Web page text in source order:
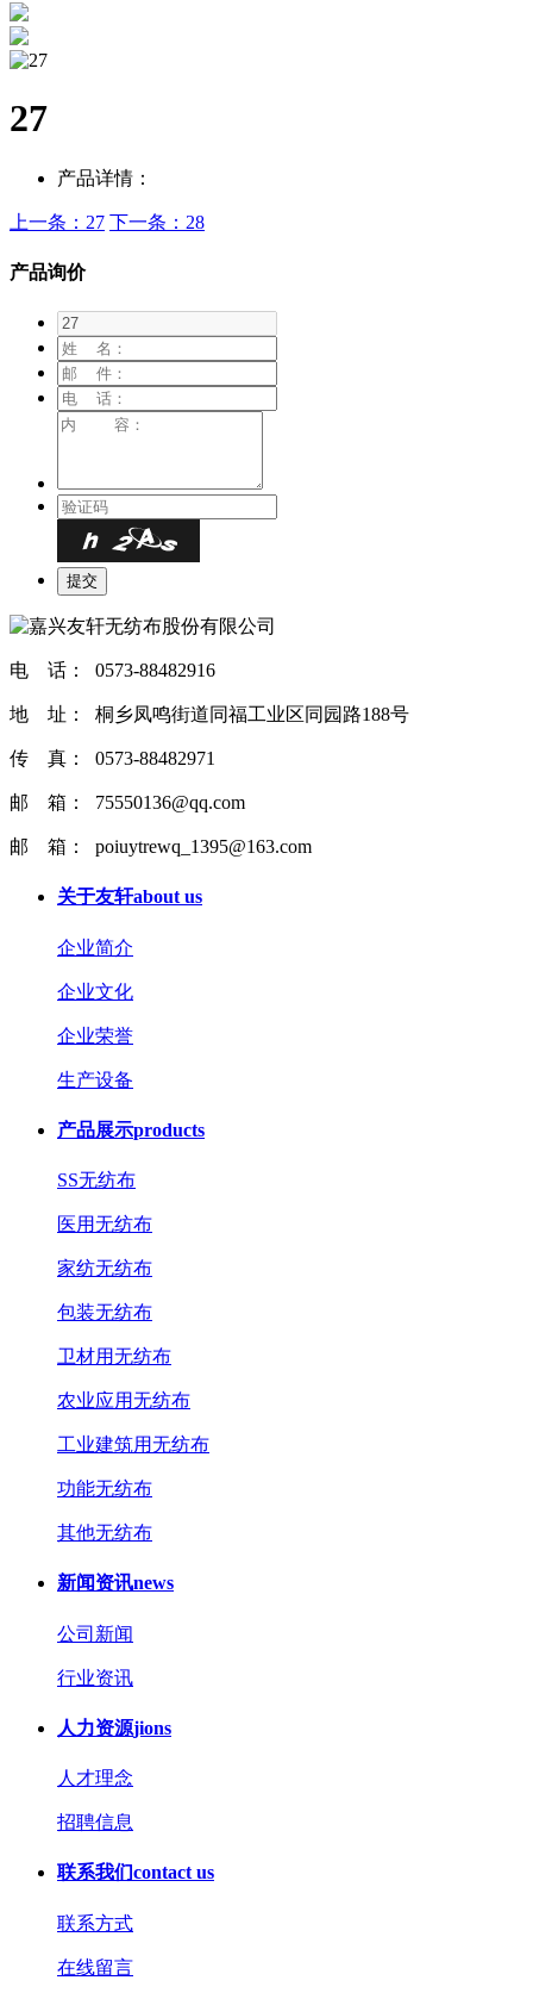
27
产品详情：
上一条：27 下一条：28
产品询价
电 话： 0573-88482916
地 址： 桐乡凤鸣街道同福工业区同园路188号
传 真： 0573-88482971
邮 箱： 75550136@qq.com
邮 箱： poiuytrewq_1395@163.com
关于友轩about us
企业简介
企业文化
企业荣誉
生产设备
产品展示products
SS无纺布
医用无纺布
家纺无纺布
包装无纺布
卫材用无纺布
农业应用无纺布
工业建筑用无纺布
功能无纺布
其他无纺布
新闻资讯news
公司新闻
行业资讯
人力资源jions
人才理念
招聘信息
联系我们contact us
联系方式
在线留言